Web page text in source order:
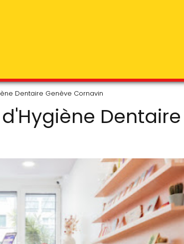
Dentaire Genève Cornavin